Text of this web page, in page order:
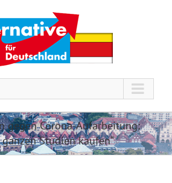
gegen Corona-Aufarbeitung:
Studien kaufen“